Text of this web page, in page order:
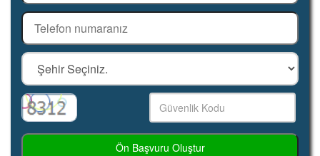
Ön Başvuru Oluştur